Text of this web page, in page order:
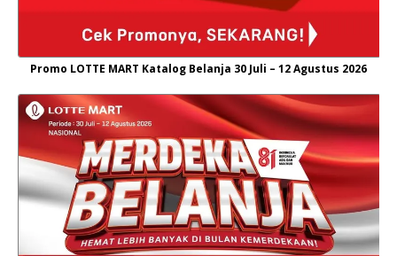
Promo LOTTE MART Katalog Belanja 30 Juli – 12 Agustus 2026